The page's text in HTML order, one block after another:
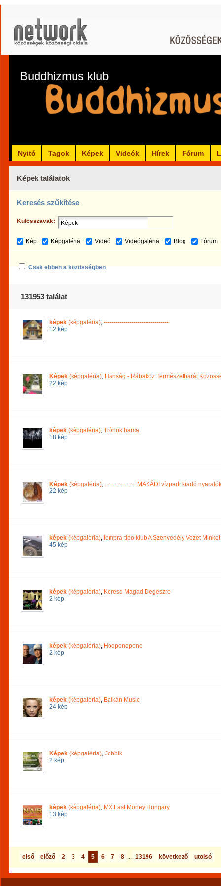
Buddhizmus klub
Nyitó Tagok Képek Videók Hírek Fórum
Képek találatok
Keresés szűkítése
Kulcsszavak:
Kép Képgaléria Videó Videógaléria Blog Fórum
Csak ebben a közösségben
131953 találat
képek (képgaléria), ---------------------------------
12 kép
Képek (képgaléria), Hanság - Rábaköz Természetbarát
22 kép
képek (képgaléria), Trónok harca
18 kép
Képek (képgaléria), ......................MAKÁDI vízparti kiadó nyaralók
22 kép
képek (képgaléria), tempra-tipo klub A Szenvedély Vezet Minket
45 kép
képek (képgaléria), Keresd Magad Degeszre
2 kép
képek (képgaléria), Hooponopono
2 kép
képek (képgaléria), Balkán Music
24 kép
Képek (képgaléria), Jobbik
2 kép
képek (képgaléria), MX Fast Money Hungary
13 kép
első előző 2 3 4 5 6 7 8 ... 13196 következő utolsó